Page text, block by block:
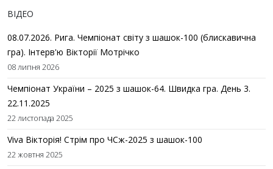
ВІДЕО
08.07.2026. Рига. Чемпіонат світу з шашок-100 (блискавична
гра). Інтерв'ю Вікторії Мотрічко
08 липня 2026
Чемпіонат України – 2025 з шашок-64. Швидка гра. День 3.
22.11.2025
22 листопада 2025
Viva Вікторія! Стрім про ЧСж-2025 з шашок-100
22 жовтня 2025